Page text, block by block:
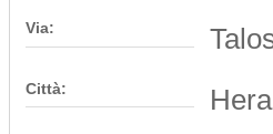
Via:
Città: